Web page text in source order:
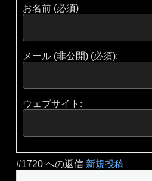
お名前 (必須)
メール (非公開) (必須):
ウェブサイト:
#1720 への返信 新規投稿